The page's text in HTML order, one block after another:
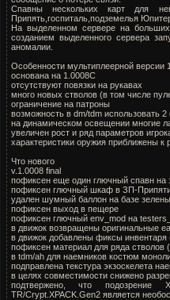
Спавны нескольких карт для
Припять,госпиталь,подземелья
На выделенном сервере на больших
созданием выделенного сервера
аномалии.
Особенности мультиплеерной версии
основана на 1.0008C
отсутствуют повязки на рукавах
много новых стволов (в том числе
ограничение на патроны
возможность в dm/tdm использовать
на динамическом освещении многие
увеличен рост и ряд параметров
характеристики оружия приближены
Что нового
v.1.0008 final
пофиксен еще один глючный спавн на
пофиксен глючный шкаф в ЗП-
удален шумный баллон на базе
пофиксен выход в пещере
пофиксен глючный env_mod на
в движок возвращены оригинальные
в движок добавлены фиксы
пофиксен материал для ряда стволов
в tdm/ah для наемников костюм
подправлена текстура экзоскелета
в целях совместимости снижено
подтвержено, что подозрение
TR/Crypt.XPACK.Gen2 является